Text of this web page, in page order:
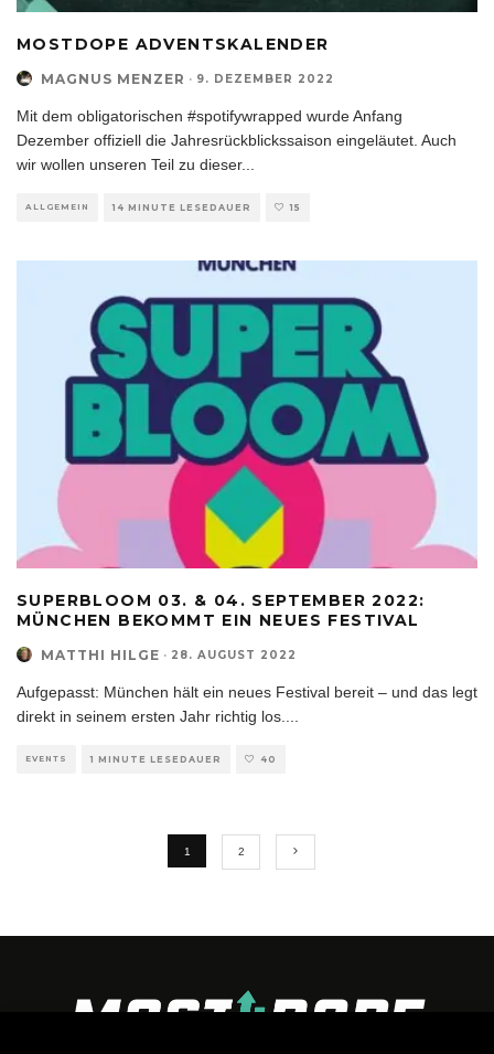
MOSTDOPE ADVENTSKALENDER
MAGNUS MENZER · 9. DEZEMBER 2022
Mit dem obligatorischen #spotifywrapped wurde Anfang
Dezember offiziell die Jahresrückblickssaison eingeläutet. Auch
wir wollen unseren Teil zu dieser...
ALLGEMEIN 14 MINUTE LESEDAUER 15
SUPERBLOOM 03. & 04. SEPTEMBER 2022:
MÜNCHEN BEKOMMT EIN NEUES FESTIVAL
MATTHI HILGE · 28. AUGUST 2022
Aufgepasst: München hält ein neues Festival bereit – und das legt
direkt in seinem ersten Jahr richtig los.
EVENTS 1 MINUTE LESEDAUER 40
1 2